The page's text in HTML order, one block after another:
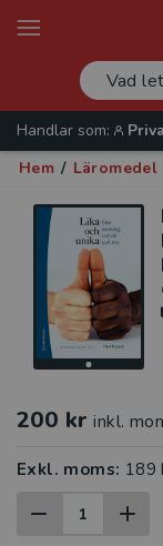
Handlar som:
Hem / Läromedel
200 kr inkl.
Exkl. moms: 189